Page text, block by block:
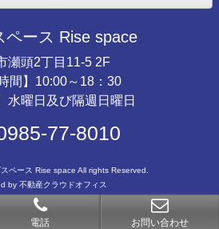
電話 お問い合わせ
ペース Rise space
瀬頭2丁目11-5 2F
間】10:00～18：30
水曜日及び隔週日曜日
77-8010
ペース Rise space All rights Reserved.
by 不動産クラウドオフィス